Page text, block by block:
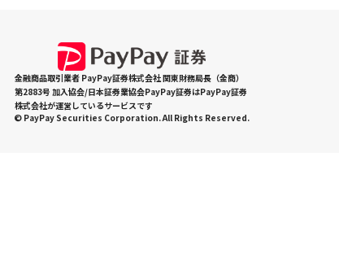
金融商品取引業者 PayPay証券株式会社 関東財務局長（金商）
第2883号 加入協会/日本証券業協会PayPay証券はPayPay証券
株式会社が運営しているサービスです
© PayPay Securities Corporation. All Rights Reserved.